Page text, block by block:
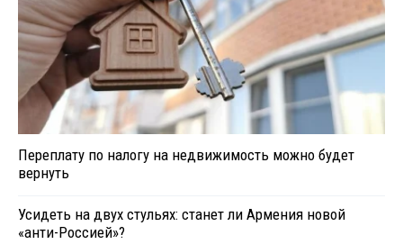
Переплату по налогу на недвижимость можно будет
вернуть
Усидеть на двух стульях: станет ли Армения новой
«анти-Россией»?